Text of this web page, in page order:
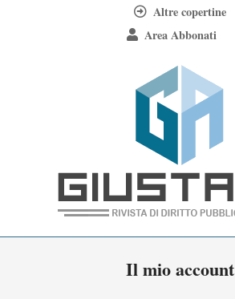
Altre copertine
Area Abbonati
Giustamm
Il mio account